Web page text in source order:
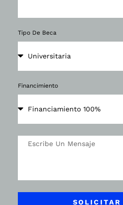
Tipo De Beca
Financimiento
SOLICITAR